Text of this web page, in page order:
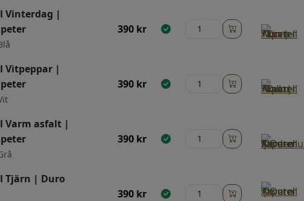
Vinterdag |
390 kr
Vitpeppar |
390 kr
Varm asfalt |
390 kr
Tjärn | Duro
390 kr